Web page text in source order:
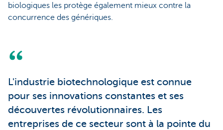
biologiques les protège également mieux contre la
concurrence des génériques.
L'industrie biotechnologique est connue
pour ses innovations constantes et ses
découvertes révolutionnaires. Les
entreprises de ce secteur sont à la pointe du